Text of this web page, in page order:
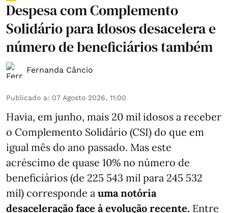
Despesa com Complemento
Solidário para Idosos desacelera e
número de beneficiários também
Fernanda Câncio
Publicado a: 07 Agosto 2026, 11:00
Havia, em junho, mais 20 mil idosos a receber
o Complemento Solidário (CSI) do que em
igual mês do ano passado. Mas este
acréscimo de quase 10% no número de
beneficiários (de 225 543 mil para 245 532
mil) corresponde a uma notória
desaceleração face à evolução recente. Entre